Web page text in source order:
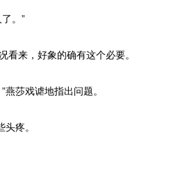
。”
来，好象的确有这个必要。
莎戏谑地指出问题。
疼。